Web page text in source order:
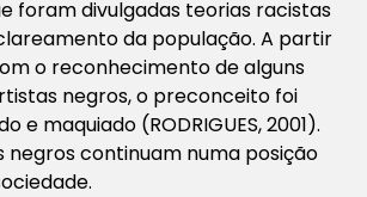
foram divulgadas teorias racistas
da população. A partir
o reconhecimento de alguns
negros, o preconceito foi
e maquiado (RODRIGUES, 2001).
negros continuam numa posição